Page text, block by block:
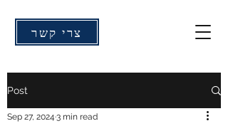
צרי קשר
Post
Sep 27, 2024 3 min read